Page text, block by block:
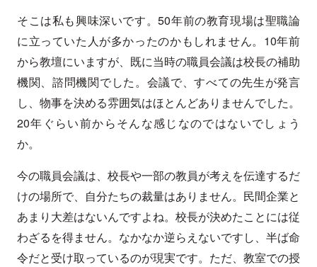
そこは私も興味深いです。50年前の教育現場は聖職論
に立っていた人が多かったのかもしれません。10年前
から教壇にいますが、既に当時の職員会議は校長の補助
機関、諮問機関でした。会議で、すべての先生が発言
し、物事を決める雰囲気はほとんどありませんでした。
20年ぐらい前からそんな感じなのではないでしょう
か。
今の職員会議は、校長や一部の教員が考えを伝達するだ
けの場所で、自分たちの裁量はありません。民間企業と
あまり大差はないんですよね。校長が決めたことには従
わざるを得ません。なかなか逆らえないですし、半ば命
令だと受け取っているのが現実です。ただ、教室での授